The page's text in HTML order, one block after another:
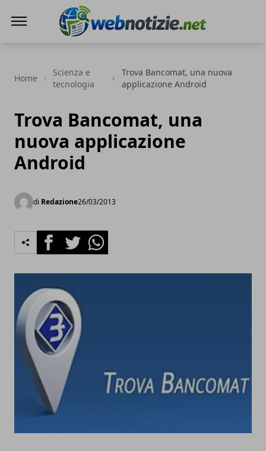
Home
Scienza e
tecnologia
Trova Bancomat, una nuova
applicazione Android
Trova Bancomat, una
nuova applicazione
Android
di Redazione26/03/2013
FacebookTwitterWhatsapp